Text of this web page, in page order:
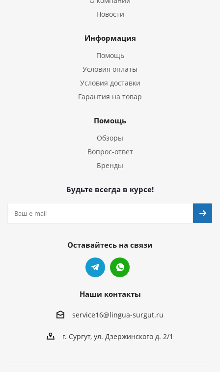
Новости
Информация
Помощь
Условия оплаты
Условия доставки
Гарантия на товар
Помощь
Обзоры
Вопрос-ответ
Бренды
Будьте всегда в курсе!
Оставайтесь на связи
Наши контакты
service16@lingua-surgut.ru
г. Сургут, ул. Дзержинского д. 2/1